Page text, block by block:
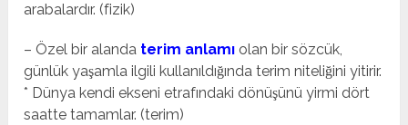
arabalardır. (fizik)
– Özel bir alanda terim anlamı olan bir sözcük,
günlük yaşamla ilgili kullanıldığında terim niteliğini yitirir.
* Dünya kendi ekseni etrafındaki dönüşünü yirmi dört
saatte tamamlar. (terim)